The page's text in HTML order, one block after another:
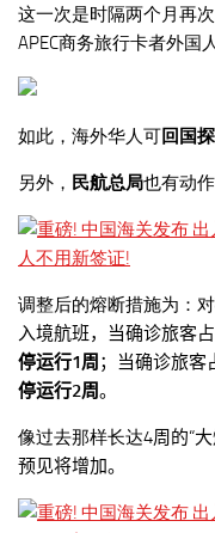
这一次是时隔两个月再
APEC商务旅行卡者外国
如此，海外华人可回国
另外， 民航总局也有动
调整后的熔断措施为：
入境航班，当确诊旅客
停运行1周 ； 当确诊旅客
停运行2周。
像过去那样长达4周的“
预见将增加。